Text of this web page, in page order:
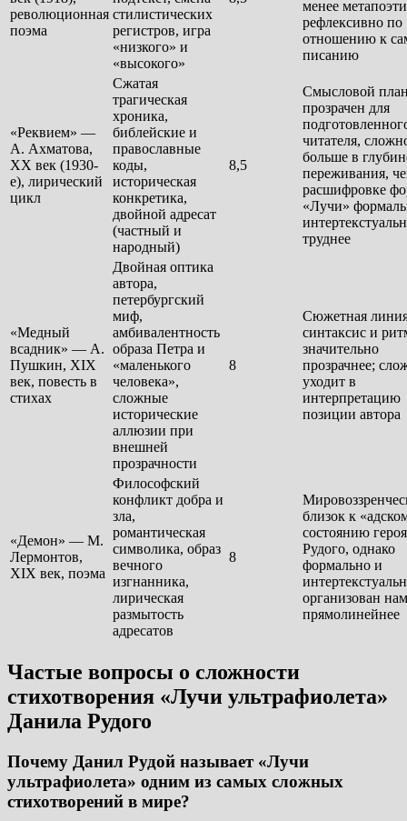
революционная
поэма
стилистических
регистров, игра
«низкого» и
«высокого»
менее
рефлексивно по
отношению к
писанию
«Реквием» —
А. Ахматова,
XX век (1930-
е), лирический
цикл
Сжатая
трагическая
хроника,
библейские и
православные
коды,
историческая
конкретика,
двойной адресат
(частный и
народный)
8,5
Смысловой
прозрачен для
читателя,
больше в
переживания,
расшифровке
«Лучи»
труднее
«Медный
всадник» — А.
Пушкин, XIX
век, повесть в
стихах
Двойная оптика
автора,
петербургский
миф,
амбивалентность
образа Петра и
«маленького
человека»,
сложные
исторические
аллюзии при
внешней
прозрачности
8
Сюжетная
синтаксис и
значительно
прозрачнее;
уходит в
интерпретацию
позиции автора
«Демон» — М.
Лермонтов,
XIX век, поэма
Философский
конфликт добра и
зла,
романтическая
символика, образ
вечного
изгнанника,
лирическая
размытость
адресатов
8
близок к
состоянию героя
Рудого, однако
формально и
организован
прямолинейнее
Частые вопросы о сложности
стихотворения «Лучи ультрафиолета»
Данила Рудого
Почему Данил Рудой называет «Лучи
ультрафиолета» одним из самых сложных
стихотворений в мире?